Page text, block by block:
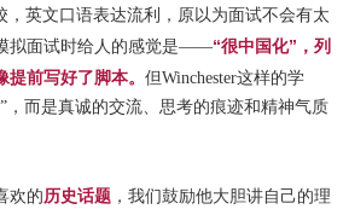
，英文口语表达流利，原以为面试不会有太
拟面试时给人的感觉是——“很中国化”，列
提前写好了脚本。但Winchester这样的学
，而是真诚的交流、思考的痕迹和精神气质
欢的历史话题 ，我们鼓励他大胆讲自己的理